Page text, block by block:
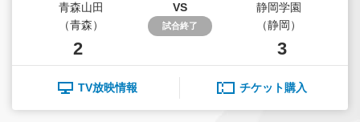
青森山田
（青森）
2
VS
試合終了
静岡学園
（静岡）
3
TV放映情報 チケット購入